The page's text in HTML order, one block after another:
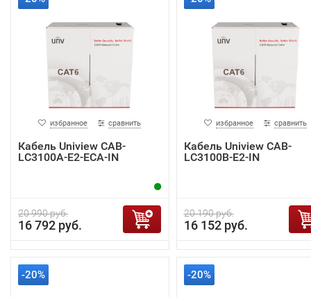
избранное сравнить
Кабель Uniview CAB-
LC3100A-E2-ECA-IN
20 990 руб.
16 792 руб.
избранное сравнить
Кабель Uniview CAB-
LC3100B-E2-IN
20 190 руб.
16 152 руб.
-20% -20%